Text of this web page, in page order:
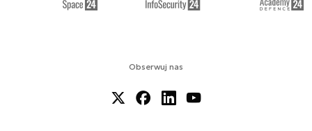
Obserwuj nas